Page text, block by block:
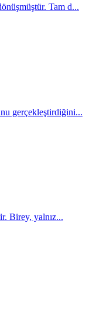
Tam d...
gerçekleştirdiğini...
Birey, yalnız...